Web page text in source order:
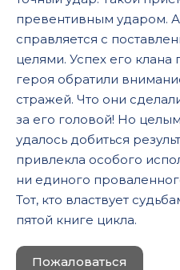
превентивным ударом.
справляется с
целями. Успех его клана
героя обратили
стражей. Что они
за его головой! Но
удалось добиться
привлекла особого
ни единого
Тот, кто властвует
пятой книге цикла.
Пожаловаться